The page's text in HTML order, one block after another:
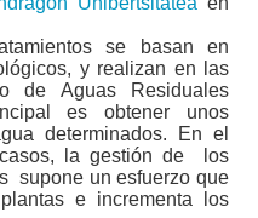
se basan en
y realizan en las
de Aguas Residuales
es obtener unos
determinados. En el
la gestión de
los
supone un esfuerzo que
e incrementa los